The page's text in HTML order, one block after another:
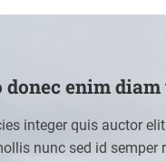
donec enim
integer quis auctor
nunc sed id semper